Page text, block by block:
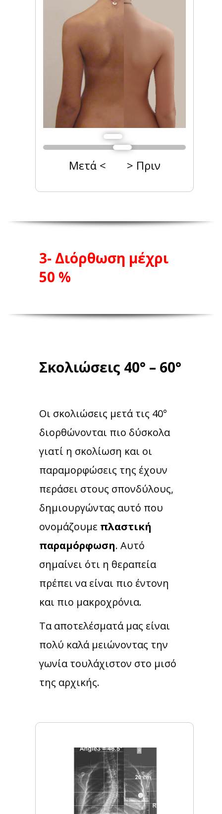
Μετά < > Πριν
3- Διόρθωση μέχρι
50 %
Σκολιώσεις 40° – 60°
Οι σκολιώσεις μετά τις 40°
διορθώνονται πιο δύσκολα
γιατί η σκολίωση και οι
παραμορφώσεις της έχουν
περάσει στους σπονδύλους,
δημιουργώντας αυτό που
ονομάζουμε πλαστική
παραμόρφωση. Αυτό
σημαίνει ότι η θεραπεία
πρέπει να είναι πιο έντονη
και πιο μακροχρόνια.
Τα αποτελέσματά μας είναι
πολύ καλά μειώνοντας την
γωνία τουλάχιστον στο μισό
της αρχικής.